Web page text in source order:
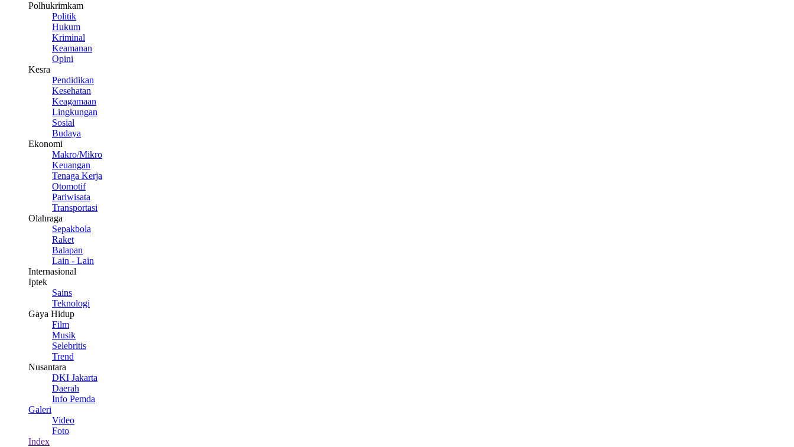
Polhukrimkam
Politik
Hukum
Kriminal
Keamanan
Opini
Kesra
Pendidikan
Kesehatan
Keagamaan
Lingkungan
Sosial
Budaya
Ekonomi
Makro/Mikro
Keuangan
Tenaga Kerja
Otomotif
Pariwisata
Transportasi
Olahraga
Sepakbola
Raket
Balapan
Lain - Lain
Internasional
Iptek
Sains
Teknologi
Gaya Hidup
Film
Musik
Selebritis
Trend
Nusantara
DKI Jakarta
Daerah
Info Pemda
Galeri
Video
Foto
Index